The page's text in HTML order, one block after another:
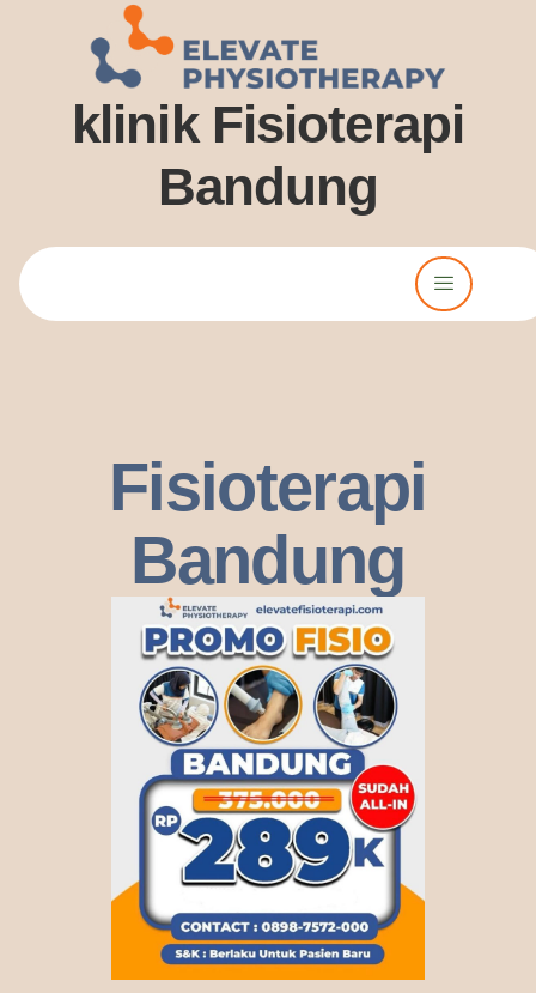
klinik Fisioterapi
Bandung
Fisioterapi
Bandung